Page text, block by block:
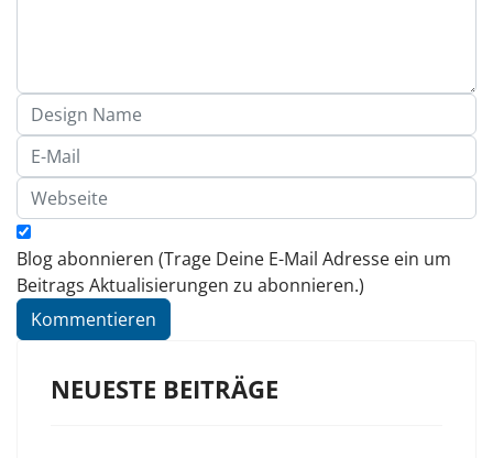
Blog abonnieren (Trage Deine E-Mail Adresse ein um
Beitrags Aktualisierungen zu abonnieren.)
Kommentieren
NEUESTE BEITRÄGE